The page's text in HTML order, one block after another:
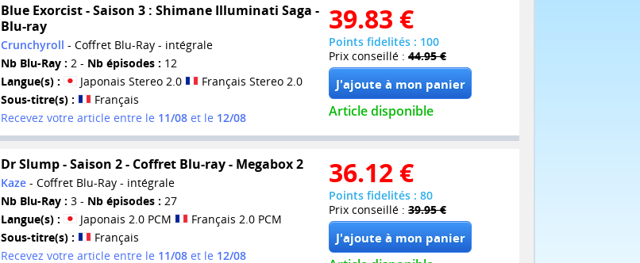
Blue Exorcist - Saison 3 : Shimane Illuminati Saga -
Blu-ray
Crunchyroll - Coffret Blu-Ray - intégrale
Nb Blu-Ray : 2 - Nb épisodes : 12
Langue(s) :
Japonais Stereo 2.0
Français Stereo 2.0
Sous-titre(s) :
Français
Recevez votre article entre le 11/08et le 12/08
39.83 €
Points fidelités : 100
Prix conseillé : 44.95 €
Article disponible
Dr Slump - Saison 2 - Coffret Blu-ray - Megabox 2
Kaze- Coffret Blu-Ray - intégrale
Nb Blu-Ray : 3 - Nb épisodes : 27
Langue(s) :
Japonais 2.0 PCM
Français 2.0 PCM
Sous-titre(s) :
Français
Recevez votre article entre le 11/08et le 12/08
36.12 €
Points fidelités : 80
Prix conseillé : 39.95 €